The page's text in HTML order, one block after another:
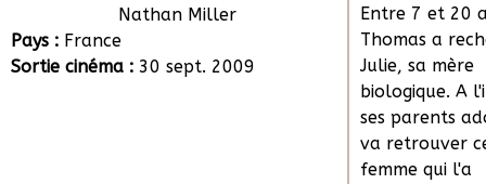
Nathan Miller
Pays : France
Sortie cinéma : 30 sept. 2009
Entre 7 et 20
Thomas a
Julie, sa mère
biologique. A
ses parents
va retrouver
femme qui l'a